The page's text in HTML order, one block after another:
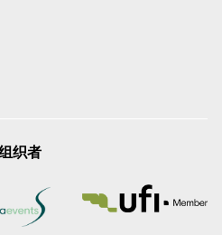
织者